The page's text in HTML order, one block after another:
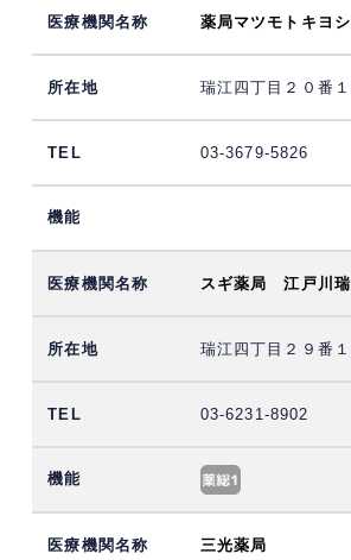
薬局マツモトキヨ
瑞江四丁目２０番
03-3679-5826
スギ薬局 江戸川
瑞江四丁目２９番
03-6231-8902
三光薬局